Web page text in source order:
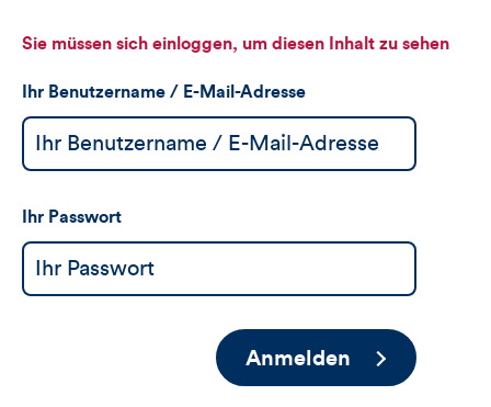
sehen
Sie müssen sich einloggen, um diesen Inhalt zu sehen
Ihr Benutzername / E-Mail-Adresse
Ihr Passwort
Anmelden